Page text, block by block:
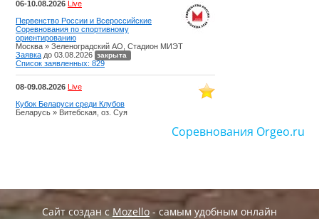
Соревнования Orgeo.ru
Сайт создан с Mozello - самым удобным онлайн